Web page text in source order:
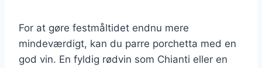
For at gøre festmåltidet endnu mere
mindeværdigt, kan du parre porchetta med en
god vin. En fyldig rødvin som Chianti eller en